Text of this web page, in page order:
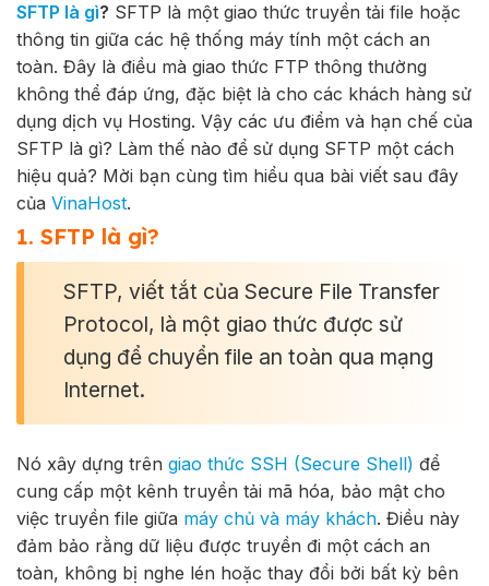
SFTP là gì? SFTP là một giao thức truyền tải file hoặc
thông tin giữa các hệ thống máy tính một cách an
toàn. Đây là điều mà giao thức FTP thông thường
không thể đáp ứng, đặc biệt là cho các khách hàng sử
dụng dịch vụ Hosting. Vậy các ưu điểm và hạn chế của
SFTP là gì? Làm thế nào để sử dụng SFTP một cách
hiệu quả? Mời bạn cùng tìm hiểu qua bài viết sau đây
của VinaHost.
1. SFTP là gì?
SFTP, viết tắt của Secure File Transfer
Protocol, là một giao thức được sử
dụng để chuyển file an toàn qua mạng
Internet.
Nó xây dựng trên giao thức SSH (Secure Shell) để
cung cấp một kênh truyền tải mã hóa, bảo mật cho
việc truyền file giữa máy chủ và máy khách. Điều này
đảm bảo rằng dữ liệu được truyền đi một cách an
toàn, không bị nghe lén hoặc thay đổi bởi bất kỳ bên